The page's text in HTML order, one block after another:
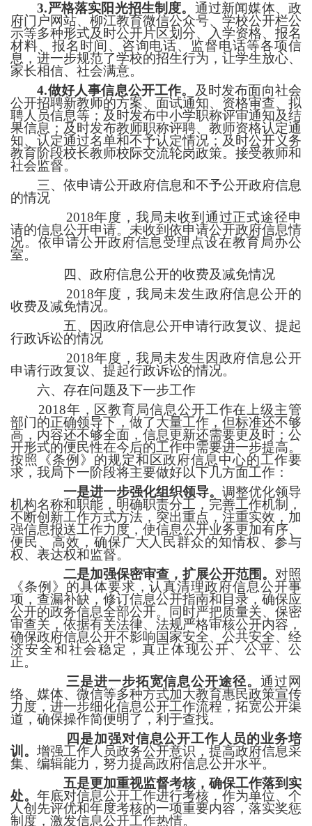
3.严格落实阳光招生制度。 通过新闻媒体、政
府门户网站、 柳江教育微信公众号、学校公开栏公
示等多种形式及时公开片区划分、入学资格、报名
材料、报名时间、咨询电话、监督电话等各项信
息，进一步规范了学校的招生行为，让学生放心、
家长相信、社会满意。
4.做好人事信息公开工作。
及时发布面向社会
公开招聘新教师的方案、面试通知、资格审查、拟
聘人员信息等；及时发布中小学职称评审通知及结
果信息；及时发布教师职称评聘、 教师资格认定通
知、认定通过名单和不予认定情况；及时公开义务
教育阶段校长教师校际交流轮岗政策。接受教师和
社会监督。
三、依申请公开政府信息和不予公开政府信息
的情况
2018年度，我局未收到通过正式途径申
请的信息公开申请。未收到 依申请公开政府信息情
况。依申请公开政府信息受理点设在教育局办公
室。
四、政府信息公开的收费及减免情况
2018年度，我局未发生政府信息公开的
收费及减免情况。
五、因政府信息公开申请行政复议、提起
行政诉讼的情况
2018年度，我局未发生因政府信息公开
申请行政复议、提起行政诉讼的情况。
六、存在问题及下一步工作
2018年， 区教育局信息公开工作在上级主管
部门的正确领导下，做了大量工作，但标准还不够
高，内容还不够全面，信息更新还需要更及时；公
开形式的便民性在今后的工作中需要进一步提高。
按照《条例》的规定和 区政府信息中心的工作要
求， 我局下一阶段将主要做好以下几方面工作：
一是进一步强化组织领导。 调整优化领导
机构名称和职能，明确职责分工，完善工作机制，
不断创新工作方式方法，突出重点，注重实效，加
强信息报送工作力度，使信息公开业务更加有序、
便民、高效，确保广大人民群众的知情权、参与
权、表达权和监督。
二是加强保密审查，扩展公开范围。 对照
《条例》的具体要求，认真清理政府信息公开事
项，查漏补缺，修订信息公开指南和目录，确保应
公开的政务信息全部公开。同时严把质量关、保密
审查关，依据有关法律、法规严格审核公开内容，
确保政府信息公开不影响国家安全、公共安全、经
济安全和社会稳定，真正体现公开、公平、公
正。
三是进一步拓宽信息公开途径。通过网
络、 媒体、 微信等多种方式加大教育惠民政策宣传
力度，进一步细化信息公开工作流程，拓宽公开渠
道，确保操作简便明了，利于查找。
四是加强对信息公开工作人员的业务培
训。 增强工作人员政务公开意识，提高政府信息采
集、编辑能力，努力提高政府信息公开水平。
五是更加重视监督考核，确保工作落到实
处。 年底对信息公开工作进行考核，作为单位、个
人创先评优和年度考核的一项重要内容，落实奖惩
制度，激发信息公开工作热情。